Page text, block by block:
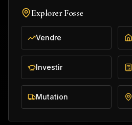
ExplorerFosse
Vendre
Investir
Mutation